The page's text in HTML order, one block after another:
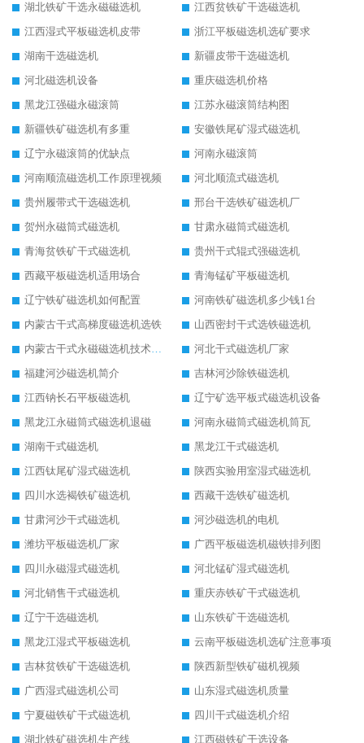
湖北铁矿干选永磁磁选机
江西贫铁矿干选磁选机
江西湿式平板磁选机皮带
浙江平板磁选机选矿要求
湖南干选磁选机
新疆皮带干选磁选机
河北磁选机设备
重庆磁选机价格
黑龙江强磁永磁滚筒
江苏永磁滚筒结构图
新疆铁矿磁选机有多重
安徽铁尾矿湿式磁选机
辽宁永磁滚筒的优缺点
河南永磁滚筒
河南顺流磁选机工作原理视频
河北顺流式磁选机
贵州履带式干选磁选机
邢台干选铁矿磁选机厂
贺州永磁筒式磁选机
甘肃永磁筒式磁选机
青海贫铁矿干式磁选机
贵州干式辊式强磁选机
西藏平板磁选机适用场合
青海锰矿平板磁选机
辽宁铁矿磁选机如何配置
河南铁矿磁选机多少钱1台
内蒙古干式高梯度磁选机选铁
山西密封干式选铁磁选机
内蒙古干式永磁磁选机技术要求
河北干式磁选机厂家
福建河沙磁选机简介
吉林河沙除铁磁选机
江西钠长石平板磁选机
辽宁矿选平板式磁选机设备
黑龙江永磁筒式磁选机退磁
河南永磁筒式磁选机筒瓦
湖南干式磁选机
黑龙江干式磁选机
江西钛尾矿湿式磁选机
陕西实验用室湿式磁选机
四川水选褐铁矿磁选机
西藏干选铁矿磁选机
甘肃河沙干式磁选机
河沙磁选机的电机
潍坊平板磁选机厂家
广西平板磁选机磁铁排列图
四川永磁湿式磁选机
河北锰矿湿式磁选机
河北销售干式磁选机
重庆赤铁矿干式磁选机
辽宁干选磁选机
山东铁矿干选磁选机
黑龙江湿式平板磁选机
云南平板磁选机选矿注意事项
吉林贫铁矿干选磁选机
陕西新型铁矿磁机视频
广西湿式磁选机公司
山东湿式磁选机质量
宁夏磁铁矿干式磁选机
四川干式磁选机介绍
湖北铁矿磁选机生产线
江西磁铁矿干选设备